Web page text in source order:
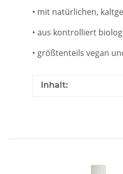
• mit natürlichen,
• aus kontrolliert
• größtenteils vegan
Inhalt: